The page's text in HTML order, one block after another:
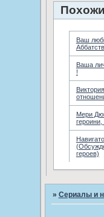
Ваш
Ваша
!
Мери
героев)
» Сериалы и